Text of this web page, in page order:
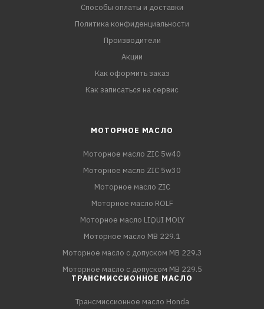
Способы оплаты и доставки
Политика конфиденциальности
Производители
Акции
Как оформить заказ
Как записаться на сервис
МОТОРНОЕ МАСЛО
Моторное масло ZIC 5w40
Моторное масло ZIC 5w30
Моторное масло ZIC
Моторное масло ROLF
Моторное масло LIQUI MOLY
Моторное масло MB 229.1
Моторное масло с допуском MB 229.3
Моторное масло с допуском MB 229.5
ТРАНСМИССИОННОЕ МАСЛО
Трансмиссионное масло Honda